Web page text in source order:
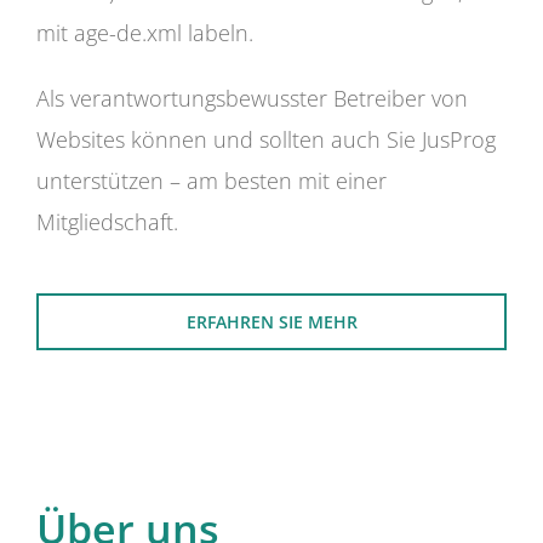
mit age-de.xml labeln.
Als verantwortungsbewusster Betreiber von
Websites können und sollten auch Sie JusProg
unterstützen – am besten mit einer
Mitgliedschaft.
ERFAHREN SIE MEHR
Über uns